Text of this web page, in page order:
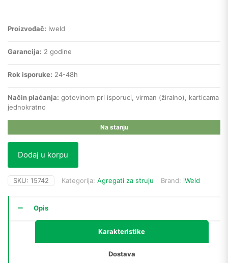
Proizvođač: Iweld
Garancija: 2 godine
Rok isporuke: 24-48h
Način plaćanja: gotovinom pri isporuci, virman (žiralno), karticama
jednokratno
Na stanju
Dodaj u korpu
SKU: 15742 Kategorija: Agregati za struju Brand: iWeld
Opis
Karakteristike
Dostava